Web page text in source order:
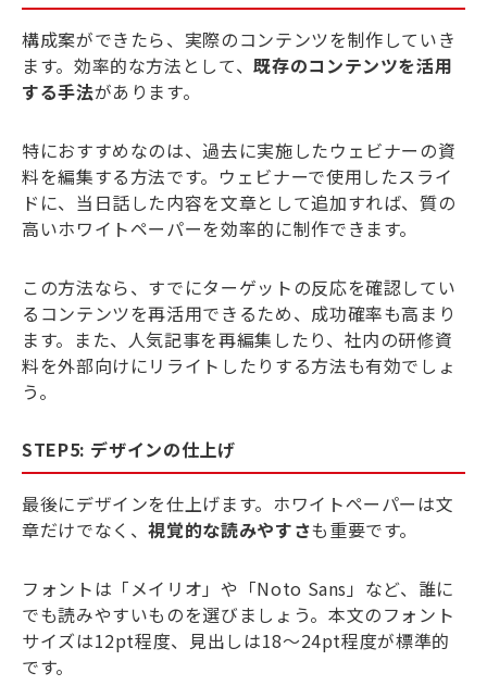
構成案ができたら、実際のコンテンツを制作していき
ます。効率的な方法として、既存のコンテンツを活用
する手法があります。
特におすすめなのは、過去に実施したウェビナーの資
料を編集する方法です。ウェビナーで使用したスライ
ドに、当日話した内容を文章として追加すれば、質の
高いホワイトペーパーを効率的に制作できます。
この方法なら、すでにターゲットの反応を確認してい
るコンテンツを再活用できるため、成功確率も高まり
ます。また、人気記事を再編集したり、社内の研修資
料を外部向けにリライトしたりする方法も有効でしょ
う。
STEP5: デザインの仕上げ
最後にデザインを仕上げます。ホワイトペーパーは文
章だけでなく、視覚的な読みやすさも重要です。
フォントは「メイリオ」や「Noto Sans」など、誰に
でも読みやすいものを選びましょう。本文のフォント
サイズは12pt程度、見出しは18〜24pt程度が標準的
です。